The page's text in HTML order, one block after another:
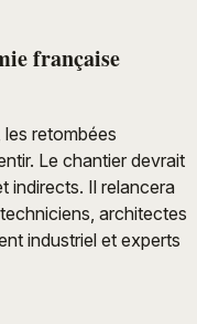
française
retombées
Le chantier devrait
indirects. Il relancera
architectes
industriel et experts